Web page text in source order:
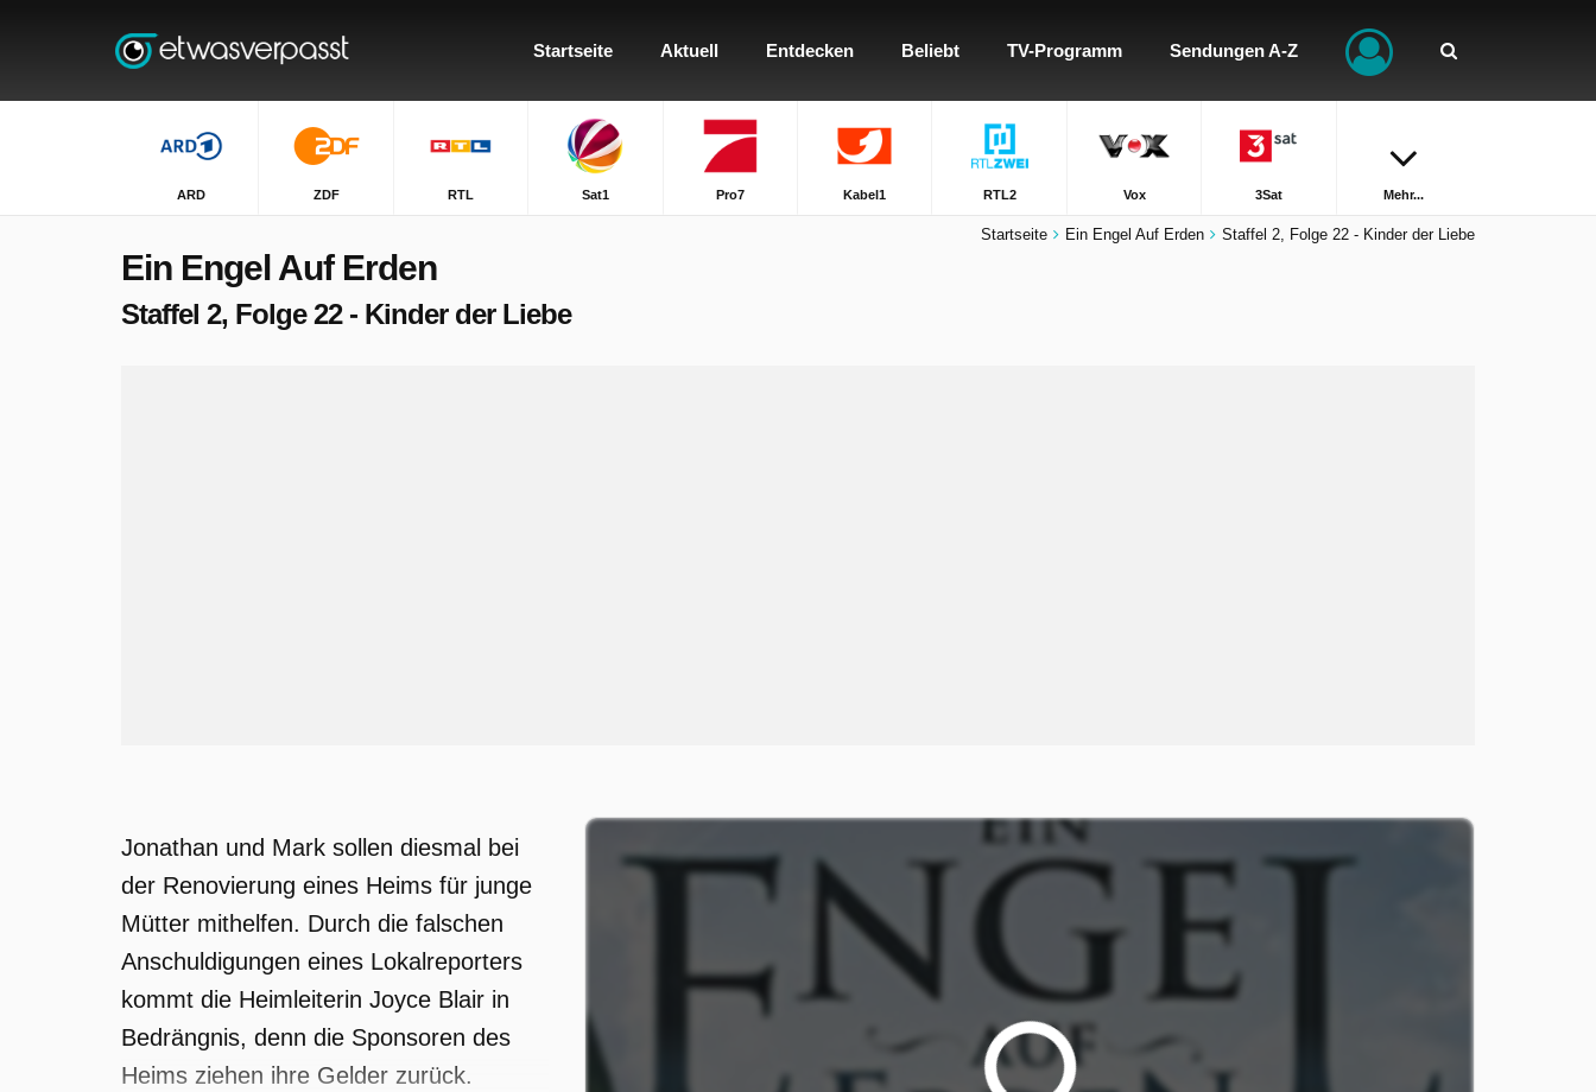
Startseite Aktuell Entdecken Beliebt TV-Programm Sendungen A-Z
ARD ZDF RTL Sat1 Pro7 Kabel1 RTL2 Vox 3Sat Mehr...
Startseite Ein Engel Auf Erden Staffel 2, Folge 22 - Kinder der Liebe
Ein Engel Auf Erden
Staffel 2, Folge 22 - Kinder der Liebe
Jonathan und Mark sollen diesmal bei
der Renovierung eines Heims für junge
Mütter mithelfen. Durch die falschen
Anschuldigungen eines Lokalreporters
kommt die Heimleiterin Joyce Blair in
Bedrängnis, denn die Sponsoren des
Heims ziehen ihre Gelder zurück.